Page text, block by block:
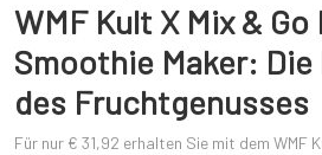
WMF Kult X Mix & Go
Smoothie Maker:
des Fruchtgenusses
Für nur € 31,92 erhalten Sie mit dem WMF